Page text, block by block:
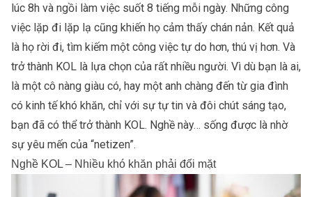
lúc 8h và ngồi làm việc suốt 8 tiếng mỗi ngày. Những công
việc lặp đi lặp lạ cũng khiến họ cảm thấy chán nản. Kết quả
là họ rời đi, tìm kiếm một công việc tự do hơn, thú vị hơn. Và
trở thành KOL là lựa chọn của rất nhiều người. Vì dù bạn là ai,
là một cô nàng giàu có, hay một anh chàng đến từ gia đình
có kinh tế khó khăn, chỉ với sự tự tin và đôi chút sáng tạo,
bạn đã có thể trở thành KOL. Nghề này… sống được là nhờ
sự yêu mến của “netizen”.
Nghề KOL – Nhiều khó khăn phải đối mặt